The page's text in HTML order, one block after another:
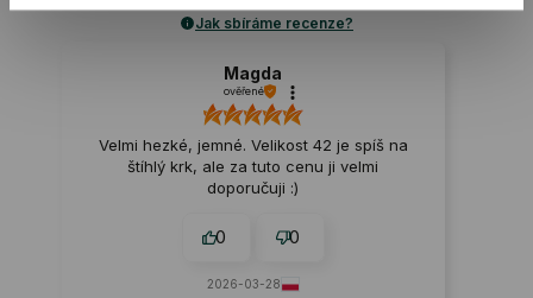
Jak sbíráme recenze?
Magda
ověřené
Velmi hezké, jemné. Velikost 42 je spíš na
štíhlý krk, ale za tuto cenu ji velmi
doporučuji :)
0 0
2026-03-28